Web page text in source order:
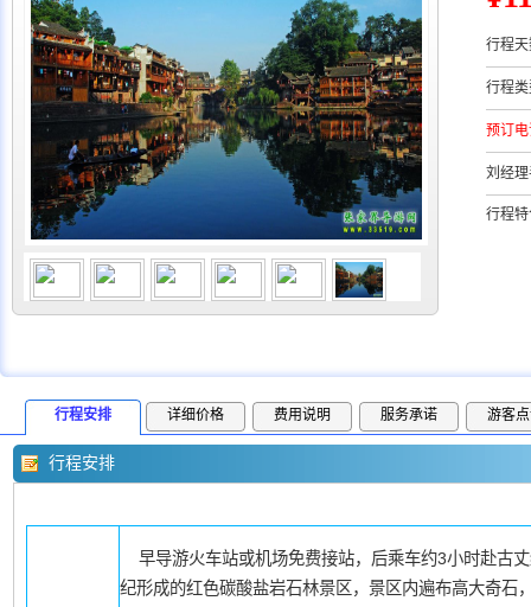
行程
行程
预订
刘经
行程
行程安排 详细价格 费用说明 服务承诺 游客
行程安排
早导游火车站或机场免费接站，后乘车约3小时赴古
纪形成的红色碳酸盐岩石林景区，景区内遍布高大奇石